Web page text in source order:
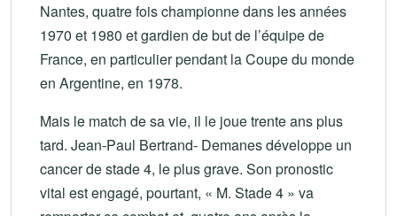
Nantes, quatre fois championne dans les années
1970 et 1980 et gardien de but de l’équipe de
France, en particulier pendant la Coupe du monde
en Argentine, en 1978.
Mais le match de sa vie, il le joue trente ans plus
tard. Jean-Paul Bertrand- Demanes développe un
cancer de stade 4, le plus grave. Son pronostic
vital est engagé, pourtant, « M. Stade 4 » va